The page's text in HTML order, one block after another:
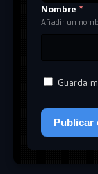
Nombre *
Añadir un
Guarda